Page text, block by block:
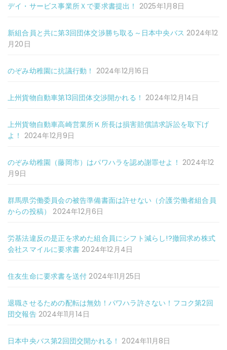
デイ・サービス事業所Ｘで要求書提出！ 2025年1月8日
新組合員と共に第3回団体交渉勝ち取る～日本中央バス 2024年12
月20日
のぞみ幼稚園に抗議行動！ 2024年12月16日
上州貨物自動車第13回団体交渉開かれる！ 2024年12月14日
上州貨物自動車高崎営業所Ｋ所長は損害賠償請求訴訟を取下げ
よ！ 2024年12月9日
のぞみ幼稚園（藤岡市）はパワハラを認め謝罪せよ！ 2024年12
月9日
群馬県労働委員会の被告準備書面は許せない（介護労働者組合員
からの投稿）
2024年12月6日
労基法違反の是正を求めた組合員にシフト減らし!?撤回求め株式
会社スマイルに要求書 2024年12月4日
住友生命に要求書を送付 2024年11月25日
退職させるための配転は無効！パワハラ許さない！フコク第2回
団交報告 2024年11月14日
日本中央バス第2回団交開かれる！ 2024年11月8日